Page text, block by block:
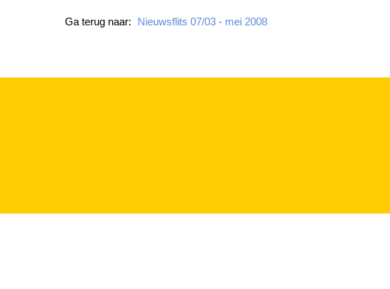
Ga terug naar: Nieuwsflits 07/03 - mei 2008